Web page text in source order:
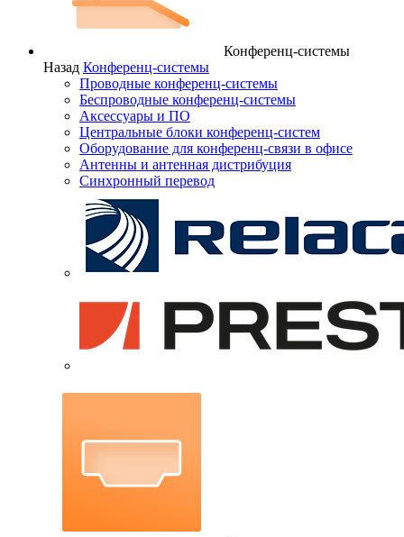
Конференц-системы
Назад Конференц-системы
Проводные конференц-системы
Беспроводные конференц-системы
Аксессуары и ПО
Центральные блоки конференц-систем
Оборудование для конференц-связи в офисе
Антенны и антенная дистрибуция
Синхронный перевод